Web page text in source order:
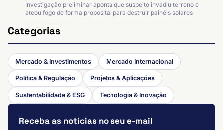
Investigação preliminar aponta que suspeito invadiu terreno e
ateou fogo de forma proposital para destruir painéis solares
Categorias
Mercado & Investimentos Mercado Internacional
Política & Regulação Projetos & Aplicações
Sustentabilidade & ESG Tecnologia & Inovação
Receba as notícias no seu e-mail